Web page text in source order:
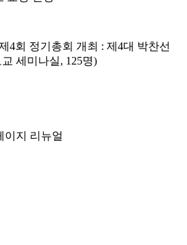
4회 정기총회 개최 : 제4대 박찬선
세미나실, 125명)
이지 리뉴얼